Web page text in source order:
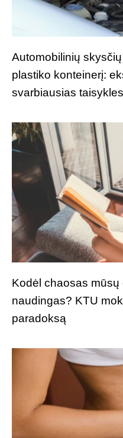
Automobilinių
plastiko konteinerį:
svarbiausias taisykles
Kodėl chaosas mūsų
naudingas? KTU
paradoksą